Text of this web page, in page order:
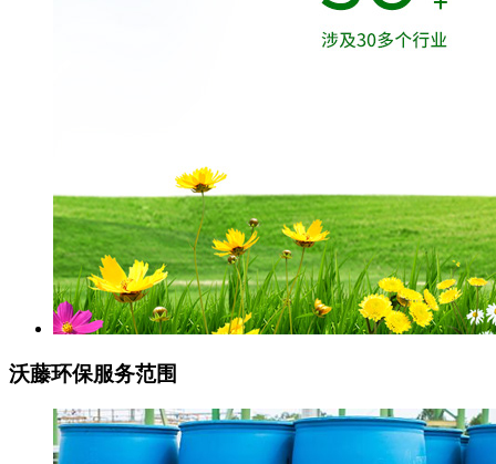
沃藤环保服务范围